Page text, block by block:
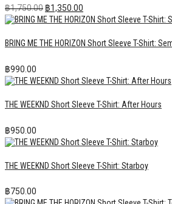
฿1,750.00 Original
price
was:
฿1,350.00
price
is:
BRING ME THE HORIZON Short Sleeve T-Shirt:
฿990.00
THE WEEKND Short Sleeve T-Shirt: After Hours
฿950.00
THE WEEKND Short Sleeve T-Shirt: Starboy
฿750.00